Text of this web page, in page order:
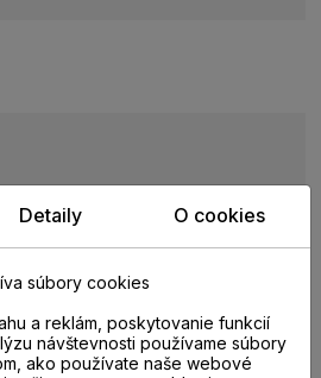
Kuchyňa, Obývacia
Detaily O cookies
súbory cookies
a reklám, poskytovanie funkcií
návštevnosti používame súbory
ako používate naše webové